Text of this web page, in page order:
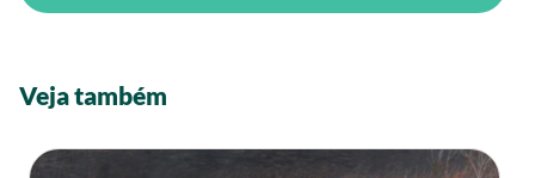
Veja também